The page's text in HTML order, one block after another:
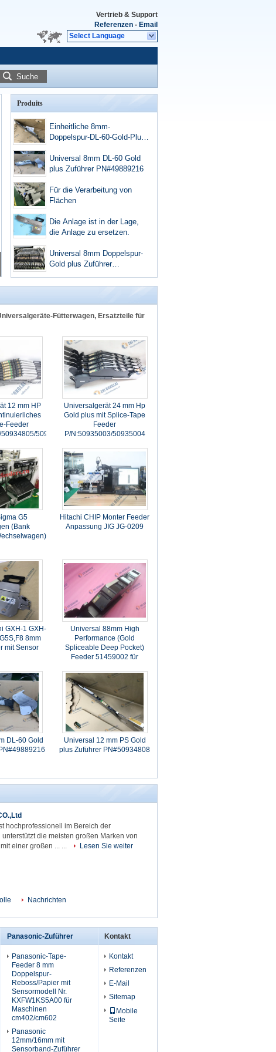
Vertrieb & Support
Referenzen - Email
Select Language
Suche
Produits
Einheitliche 8mm-
Doppelspur-DL-60-Gold-Plus-
49889210/49889212/4988921
3/49889214/49889215/49889
Universal 8mm DL-60 Gold
plus Zuführer PN#49889216
Für die Verarbeitung von
Flächen
Die Anlage ist in der Lage,
die Anlage zu ersetzen.
Universal 8mm Doppelspur-
Gold plus Zuführer
89213/49889214/49889215/4
Fütterwagen, Ersatzteile für
12 mm HP
Feeder
50934806/50934807
Universalgerät 24 mm Hp
Gold plus mit Splice-Tape
Feeder
P/N:50935003/50935004
G5
(Bank
Hitachi CHIP Monter Feeder
Anpassung JIG JG-0209
GXH-1 GXH-
8mm
mit Sensor
Universal 88mm High
Performance (Gold
Spliceable Deep Pocket)
Feeder 51459002 für
49889216
DL-60 Gold
Universal 12 mm PS Gold
plus Zuführer PN#50934808
hochprofessionell im Bereich der
die meisten großen Marken von
einer großen ... ...
Lesen Sie weiter
Nachrichten
Panasonic-Zuführer
Panasonic-Tape-
Feeder 8 mm
Doppelspur-
Reboss/Papier mit
Sensormodell Nr.
KXFW1KS5A00 für
Maschinen
cm402/cm602
Panasonic
12mm/16mm mit
Sensorband-Zuführer
Kontakt
Kontakt
Referenzen
E-Mail
Sitemap
Mobile
Seite